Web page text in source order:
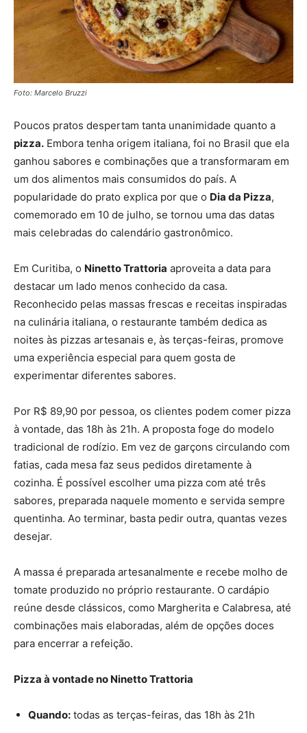
Foto: Marcelo Bruzzi
Poucos pratos despertam tanta unanimidade quanto a
pizza. Embora tenha origem italiana, foi no Brasil que ela
ganhou sabores e combinações que a transformaram em
um dos alimentos mais consumidos do país. A
popularidade do prato explica por que o Dia da Pizza,
comemorado em 10 de julho, se tornou uma das datas
mais celebradas do calendário gastronômico.
Em Curitiba, o Ninetto Trattoria aproveita a data para
destacar um lado menos conhecido da casa.
Reconhecido pelas massas frescas e receitas inspiradas
na culinária italiana, o restaurante também dedica as
noites às pizzas artesanais e, às terças-feiras, promove
uma experiência especial para quem gosta de
experimentar diferentes sabores.
Por R$ 89,90 por pessoa, os clientes podem comer pizza
à vontade, das 18h às 21h. A proposta foge do modelo
tradicional de rodízio. Em vez de garçons circulando com
fatias, cada mesa faz seus pedidos diretamente à
cozinha. É possível escolher uma pizza com até três
sabores, preparada naquele momento e servida sempre
quentinha. Ao terminar, basta pedir outra, quantas vezes
desejar.
A massa é preparada artesanalmente e recebe molho de
tomate produzido no próprio restaurante. O cardápio
reúne desde clássicos, como Margherita e Calabresa, até
combinações mais elaboradas, além de opções doces
para encerrar a refeição.
Pizza à vontade no Ninetto Trattoria
Quando: todas as terças-feiras, das 18h às 21h